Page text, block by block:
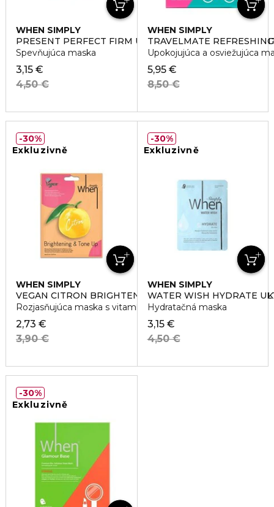
WHEN SIMPLY
PRESENT PERFECT FIRM UP ULTRA-SOFT COTTON
Spevňujúca maska
3,15 €
4,50 €
WHEN SIMPLY
TRAVELMATE
Upokojujúca a osviežujúca
5,95 €
8,50 €
Exkluzivně
WHEN SIMPLY
VEGAN CITRON BRIGHTENING & TONE UP SHEET MASK
Rozjasňujúca maska s vitamínom C
2,73 €
3,90 €
30%
Exkluzivně
WHEN SIMPLY
WATER WISH HYDRATE
Hydratačná maska
3,15 €
4,50 €
30%
Exkluzivně
30%